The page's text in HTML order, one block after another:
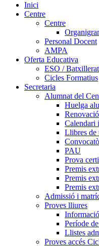
Inici
Centre
Centre
Personal Docent
AMPA
Oferta Educativa
ESO / Batxillerat
Cicles Formatius
Secretaria
Alumnat del
Huelga
Calendari
Llibres de
PAU
Prova
Premis
Premis
Premis
Admissió i
Proves lliures
Informació
Període
Llistes
Proves accés